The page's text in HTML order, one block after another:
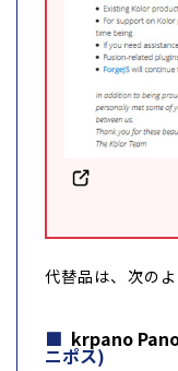
代替品は、次の
krpano
ニポス)